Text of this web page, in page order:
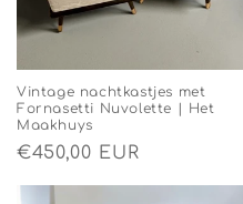
Vintage nachtkastjes met
Fornasetti Nuvolette | Het
Maakhuys
Normale
€450,00 EUR